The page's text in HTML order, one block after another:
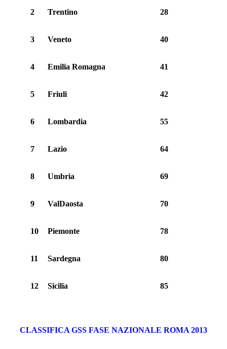
2 Trentino 28
3 Veneto 40
4 Emilia Romagna 41
5 Friuli 42
6 Lombardia 55
7 Lazio 64
8 Umbria 69
9 ValDaosta 70
10 Piemonte 78
11 Sardegna 80
12 Sicilia 85
CLASSIFICA GSS FASE NAZIONALE ROMA 2013